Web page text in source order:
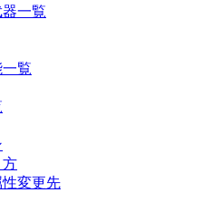
一覧
覧
方
変更先